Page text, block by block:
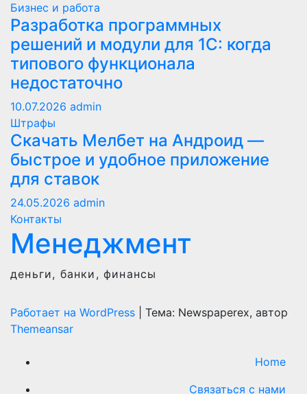
Бизнес и работа
Разработка программных
решений и модули для 1С: когда
типового функционала
недостаточно
10.07.2026 admin
Штрафы
Скачать Мелбет на Андроид —
быстрое и удобное приложение
для ставок
24.05.2026 admin
Контакты
Менеджмент
деньги, банки, финансы
Работает на WordPress
Тема: Newspaperex, автор
Themeansar
Home
Связаться с нами